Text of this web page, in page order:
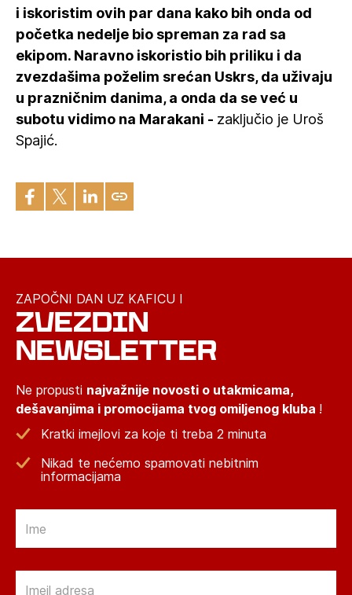
i iskoristim ovih par dana kako bih onda od
početka nedelje bio spreman za rad sa
ekipom. Naravno iskoristio bih priliku i da
zvezdašima poželim srećan Uskrs, da uživaju
u prazničnim danima, a onda da se već u
subotu vidimo na Marakani - zaključio je Uroš
Spajić.
ZAPOČNI DAN UZ KAFICU I
ZVEZDIN
NEWSLETTER
Ne propusti najvažnije novosti o utakmicama,
dešavanjima i promocijama tvog omiljenog kluba !
Kratki imejlovi za koje ti treba 2 minuta
Nikad te nećemo spamovati nebitnim
informacijama